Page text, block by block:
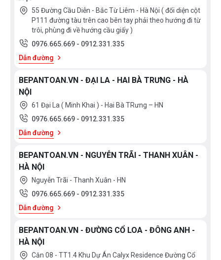
55 Đường Cầu Diễn - Bắc Từ Liêm - Hà Nội ( đối diện cột
P111 đường tàu trên cao bên tay phải theo hướng đi từ
trôi, phùng đi về hướng cầu giấy )
0976.665.669 - 0912.331.335
Dẫn đường
BEPANTOAN.VN - ĐẠI LA - HAI BÀ TRƯNG - HÀ
NỘI
61 Đại La ( Minh Khai ) - Hai Bà TRưng – HN
0976.665.669 - 0912.331.335
Dẫn đường
BEPANTOAN.VN - NGUYỄN TRÃI - THANH XUÂN -
HÀ NỘI
Nguyễn Trãi - Thanh Xuân - HN
0976.665.669 - 0912.331.335
Dẫn đường
BEPANTOAN.VN - ĐƯỜNG CỔ LOA - ĐÔNG ANH -
HÀ NỘI
Căn 08 - TT1.4 Khu Dự Án Calyx Residence Đường Cổ